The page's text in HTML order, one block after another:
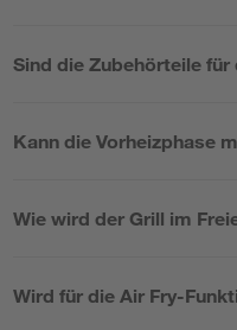
Sind die Zubehörteile
Kann die Vorheizphase
Wie wird der Grill im
Wird für die Air Fry-